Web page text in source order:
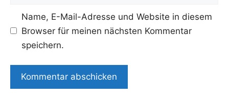
Name, E-Mail-Adresse und Website in diesem
Browser für meinen nächsten Kommentar
speichern.